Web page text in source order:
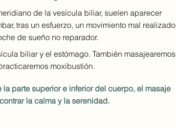
de la vesícula biliar, suelen aparecer
tras un esfuerzo, un movimiento mal realizado
de sueño no reparador.
biliar y el estómago. También masajearemos
moxibustión.
parte superior e inferior del cuerpo, el masaje
la calma y la serenidad.